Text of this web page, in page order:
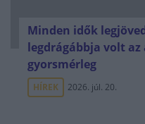
Minden idők
legdrágábbja volt
gyorsmérleg
HÍREK 2026. júl. 20.